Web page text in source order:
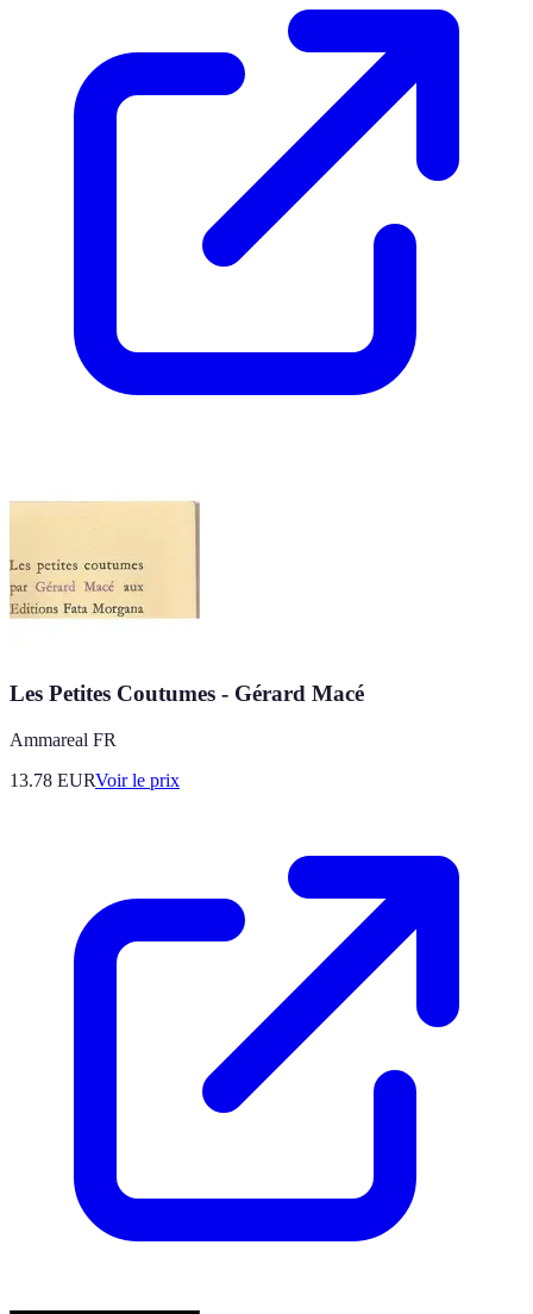
Les Petites Coutumes - Gérard Macé
Ammareal FR
13.78 EURVoir le prix